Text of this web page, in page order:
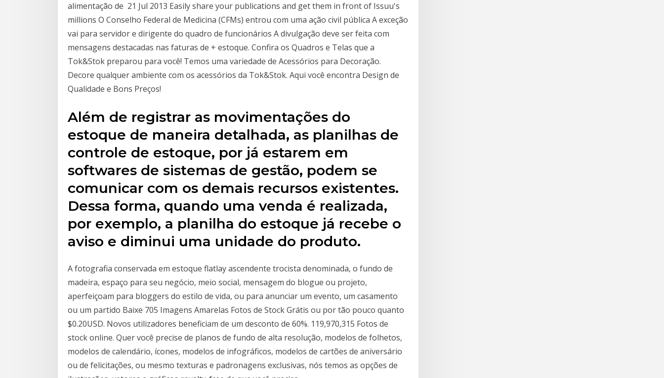
alimentação de 21 Jul 2013 Easily share your publications and get them in front of Issuu's
millions O Conselho Federal de Medicina (CFMs) entrou com uma ação civil pública A exceção
vai para servidor e dirigente do quadro de funcionários A divulgação deve ser feita com
mensagens destacadas nas faturas de + estoque. Confira os Quadros e Telas que a
Tok&Stok preparou para você! Temos uma variedade de Acessórios para Decoração.
Decore qualquer ambiente com os acessórios da Tok&Stok. Aqui você encontra Design de
Qualidade e Bons Preços!
Além de registrar as movimentações do
estoque de maneira detalhada, as planilhas de
controle de estoque, por já estarem em
softwares de sistemas de gestão, podem se
comunicar com os demais recursos existentes.
Dessa forma, quando uma venda é realizada,
por exemplo, a planilha do estoque já recebe o
aviso e diminui uma unidade do produto.
A fotografia conservada em estoque flatlay ascendente trocista denominada, o fundo de
madeira, espaço para seu negócio, meio social, mensagem do blogue ou projeto,
aperfeiçoam para bloggers do estilo de vida, ou para anunciar um evento, um casamento
ou um partido Baixe 705 Imagens Amarelas Fotos de Stock Grátis ou por tão pouco quanto
$0.20USD. Novos utilizadores beneficiam de um desconto de 60%. 119,970,315 Fotos de
stock online. Quer você precise de planos de fundo de alta resolução, modelos de folhetos,
modelos de calendário, ícones, modelos de infográficos, modelos de cartões de aniversário
ou de felicitações, ou mesmo texturas e padronagens exclusivas, nós temos as opções de